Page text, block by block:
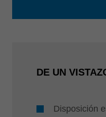
DE UN
Disposición